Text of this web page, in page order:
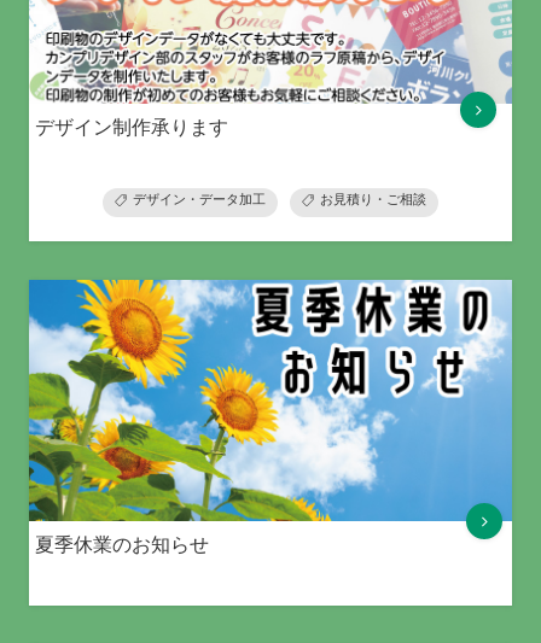
デザイン制作承ります
デザイン・データ加工 お見積り・ご相談
夏季休業のお知らせ